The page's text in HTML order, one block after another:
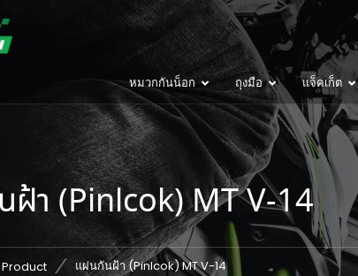
หมวกกันน็อก ถุงมือ แจ็คเก็ต
ฝ้า (Pinlcok) MT V-14
Product แผ่นกันฝ้า (Pinlcok) MT V-14